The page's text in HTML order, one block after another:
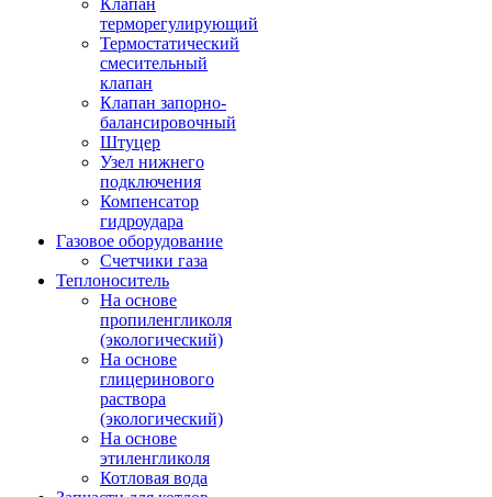
Клапан
терморегулирующий
Термостатический
смесительный
клапан
Клапан запорно-
балансировочный
Штуцер
Узел нижнего
подключения
Компенсатор
гидроудара
Газовое оборудование
Счетчики газа
Теплоноситель
На основе
пропиленгликоля
(экологический)
На основе
глицеринового
раствора
(экологический)
На основе
этиленгликоля
Котловая вода